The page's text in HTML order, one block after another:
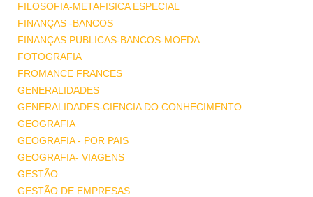
FILOSOFIA-METAFISICA ESPECIAL
FINANÇAS -BANCOS
FINANÇAS PUBLICAS-BANCOS-MOEDA
FOTOGRAFIA
FROMANCE FRANCES
GENERALIDADES
GENERALIDADES-CIENCIA DO CONHECIMENTO
GEOGRAFIA
GEOGRAFIA - POR PAIS
GEOGRAFIA- VIAGENS
GESTÃO
GESTÃO DE EMPRESAS